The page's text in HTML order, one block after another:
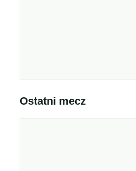
Ostatni mecz